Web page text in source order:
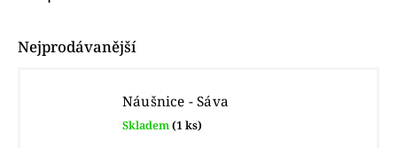
Nejprodávanější
Náušnice - Sáva
Skladem(1 ks)